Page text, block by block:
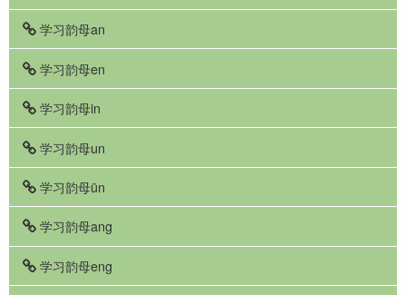
学习韵母an
学习韵母en
学习韵母in
学习韵母un
学习韵母ün
学习韵母ang
学习韵母eng